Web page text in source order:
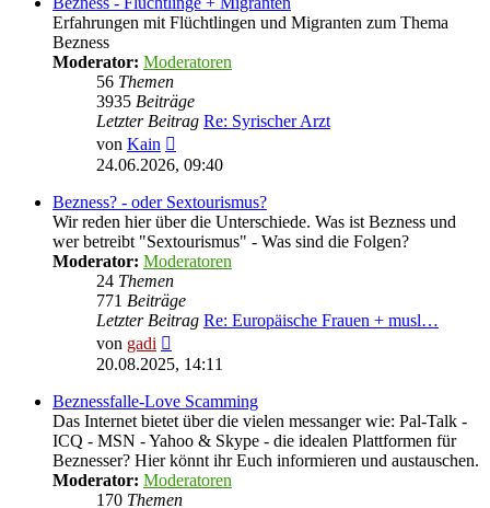
Erfahrungen mit Flüchtlingen und Migranten zum Thema
Bezness
Moderator: Moderatoren
56 Themen
3935 Beiträge
Letzter Beitrag Re: Syrischer Arzt
von Kain
Beitrag
24.06.2026, 09:40
Bezness? - oder Sextourismus?
Wir reden hier über die Unterschiede. Was ist Bezness und
wer betreibt "Sextourismus" - Was sind die Folgen?
Moderator: Moderatoren
24 Themen
771 Beiträge
Letzter Beitrag Re: Europäische Frauen + musl…
von gadi
Beitrag
20.08.2025, 14:11
Beznessfalle-Love Scamming
Das Internet bietet über die vielen messanger wie: Pal-Talk -
ICQ - MSN - Yahoo & Skype - die idealen Plattformen für
Beznesser? Hier könnt ihr Euch informieren und austauschen.
Moderator: Moderatoren
170 Themen